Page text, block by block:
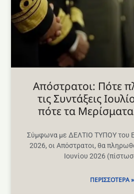
Aπόστρατοι: Πότε
τις Συντάξεις
πότε τα
Σύμφωνα με ΔΕΛΤΙΟ ΤΥΠΟΥ του
2026, οι Απόστρατοι, θα
Ιουνίου 2026
ΠΕΡΙΣΣΌΤΕΡΑ »